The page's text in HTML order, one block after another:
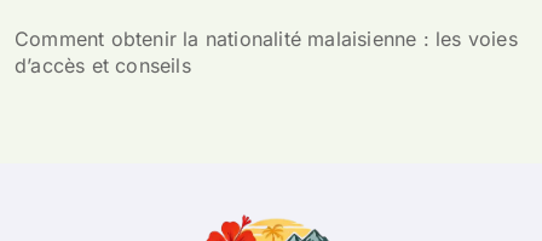
Comment obtenir la nationalité malaisienne : les voies
d’accès et conseils